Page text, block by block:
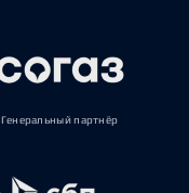
Генеральный партнёр